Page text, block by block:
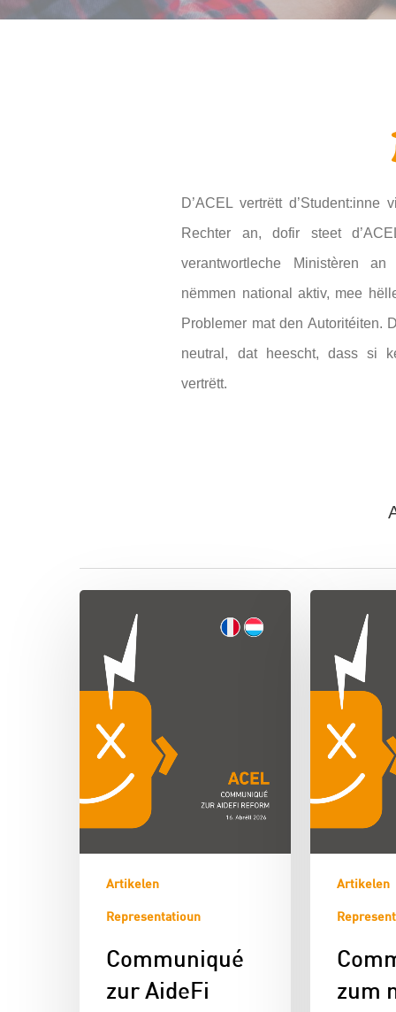
Hit enter to search or ESC to close
D’ACEL vertrëtt
Rechter an, dofir steet
verantwortleche Ministèren an
nëmmen national aktiv, mee
Problemer mat den Autoritéiten.
neutral, dat heescht, dass si
vertrëtt.
Artikelen
Representatioun
Communiqué
zur AideFi
Artikelen
zum